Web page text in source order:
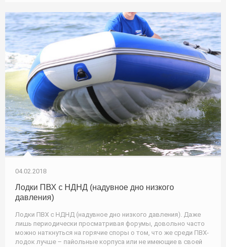
04.02.2018
Лодки ПВХ с НДНД (надувное дно низкого
давления)
Лодки ПВХ с НДНД (надувное дно низкого давления). Даже
лишь периодически просматривая форумы, довольно часто
можно наткнуться на горячие споры о том, что же среди ПВХ-
лодок лучше – пайольные корпуса или не имеющие в своей